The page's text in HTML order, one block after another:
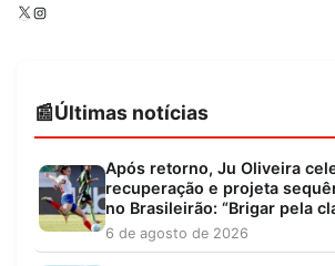
X Instagram
Últimas notícias
Após retorno, Ju Oliveira
recuperação e projeta
no Brasileirão: “Brigar pela
6 de agosto de 2026